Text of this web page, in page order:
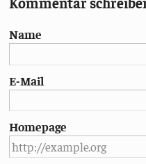
Name
E-Mail
Homepage